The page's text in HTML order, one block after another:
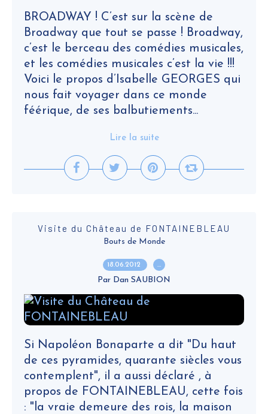
BROADWAY ! C’est sur la scène de
Broadway que tout se passe ! Broadway,
c’est le berceau des comédies musicales,
et les comédies musicales c’est la vie !!!
Voici le propos d’Isabelle GEORGES qui
nous fait voyager dans ce monde
féérique, de ses balbutiements...
Lire la suite
Visite du Château de FONTAINEBLEAU
Bouts de Monde
18.06.2012 …
Par Dan SAUBION
Si Napoléon Bonaparte a dit "Du haut
de ces pyramides, quarante siècles vous
contemplent", il a aussi déclaré , à
propos de FONTAINEBLEAU, cette fois
: "la vraie demeure des rois, la maison